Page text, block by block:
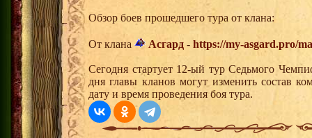
Обзор боев прошедшего тура от клана:
От клана Асгард - https://my-asgard.pro/
Сегодня стартует 12-ый тур Седьмого
дня главы кланов могут изменить состав
дату и время проведения боя тура.